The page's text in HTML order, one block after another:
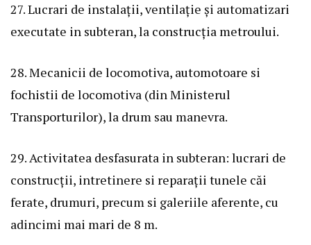
27. Lucrari de instalații, ventilație și automatizari
executate in subteran, la construcția metroului.
28. Mecanicii de locomotiva, automotoare si
fochistii de locomotiva (din Ministerul
Transporturilor), la drum sau manevra.
29. Activitatea desfasurata in subteran: lucrari de
construcții, intretinere si reparații tunele căi
ferate, drumuri, precum si galeriile aferente, cu
adincimi mai mari de 8 m.